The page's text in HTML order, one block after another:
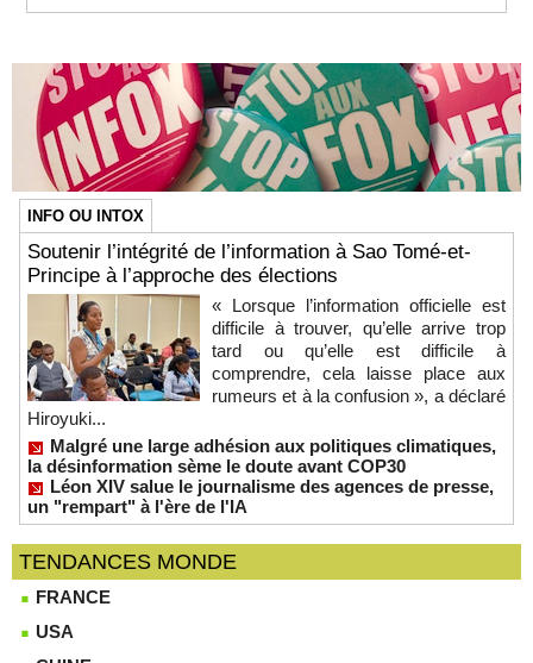
INFO OU INTOX
Soutenir l’intégrité de l’information à Sao Tomé-et-
Principe à l’approche des élections
« Lorsque l’information officielle est
difficile à trouver, qu’elle arrive trop
tard ou qu’elle est difficile à
comprendre, cela laisse place aux
rumeurs et à la confusion », a déclaré
Hiroyuki...
Malgré une large adhésion aux politiques climatiques,
la désinformation sème le doute avant COP30
Léon XIV salue le journalisme des agences de presse,
un "rempart" à l'ère de l'IA
TENDANCES MONDE
FRANCE
USA